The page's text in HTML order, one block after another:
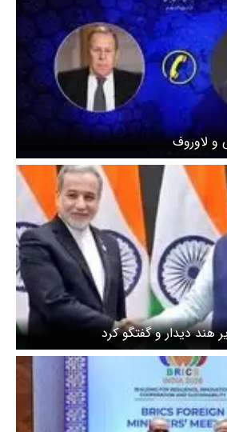
و لاوروف
دیدار و گفتگو کرد